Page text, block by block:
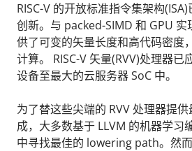
RISC-V 的开放标准指令集架构
创新。与 packed-SIMD 和 GPU 实
供了可变的矢量长度和高代码密度
计算。 RISC-V 矢量(RVV)处理器已
设备至最大的云服务器 SoC 中。
为了替这些尖端的 RVV 处理器提
成，大多数基于 LLVM 的机器学习
中寻找最佳的 lowering path。然